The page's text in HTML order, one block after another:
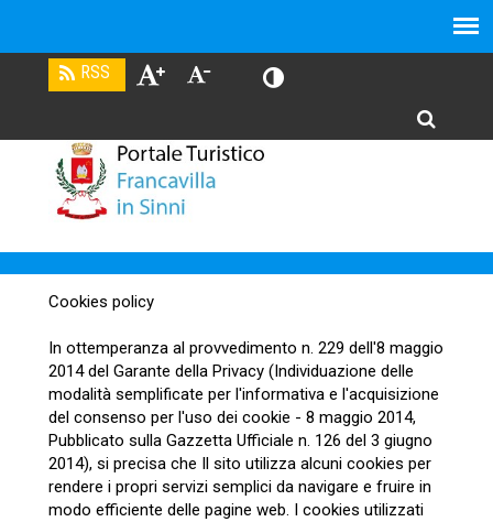
Cookies policy
In ottemperanza al provvedimento n. 229 dell'8 maggio
2014 del Garante della Privacy (Individuazione delle
modalità semplificate per l'informativa e l'acquisizione
del consenso per l'uso dei cookie - 8 maggio 2014,
Pubblicato sulla Gazzetta Ufficiale n. 126 del 3 giugno
2014), si precisa che Il sito utilizza alcuni cookies per
rendere i propri servizi semplici da navigare e fruire in
modo efficiente delle pagine web. I cookies utilizzati